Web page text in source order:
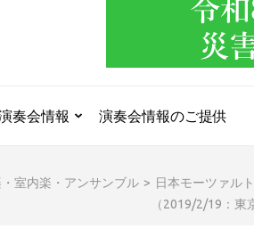
奏会情報 演奏会情報のご提供
室内楽・アンサンブル > 日本モーツァル
（2019/2/19：東